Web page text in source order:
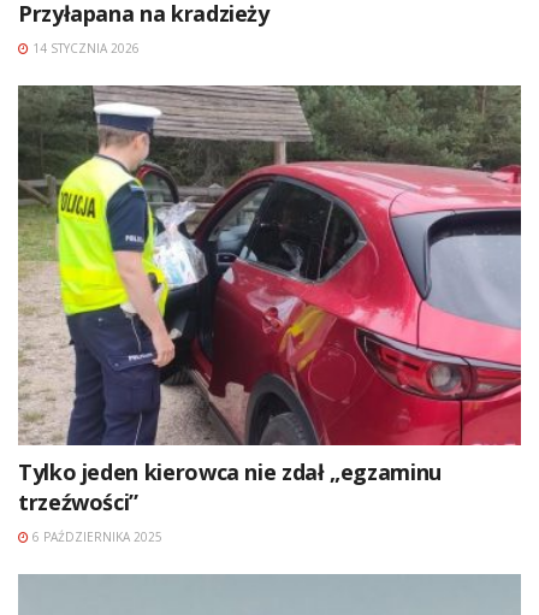
Przyłapana na kradzieży
14 STYCZNIA 2026
Tylko jeden kierowca nie zdał „egzaminu
trzeźwości”
6 PAŹDZIERNIKA 2025